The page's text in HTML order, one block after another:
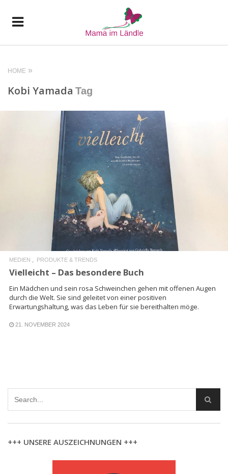
HOME
Kobi Yamada Tag
READ MORE
MEDIEN PRODUKTE & TRENDS
Vielleicht – Das besondere Buch
Ein Mädchen und sein rosa Schweinchen gehen mit offenen Augen
durch die Welt. Sie sind geleitet von einer positiven
Erwartungshaltung, was das Leben für sie bereithalten möge.
21. NOVEMBER 2024
+++ UNSERE AUSZEICHNUNGEN +++